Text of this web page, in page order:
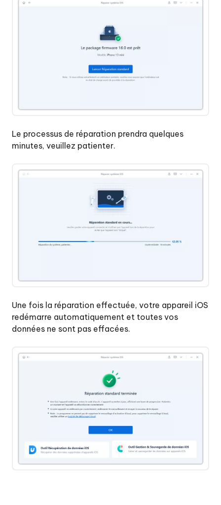
Le processus de réparation prendra quelques
minutes, veuillez patienter.
Une fois la réparation effectuée, votre appareil iOS
redémarre automatiquement et toutes vos
données ne sont pas effacées.